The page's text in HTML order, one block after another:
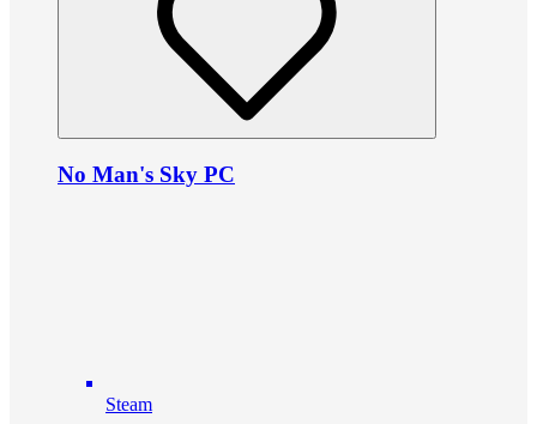
No Man's Sky PC
Steam